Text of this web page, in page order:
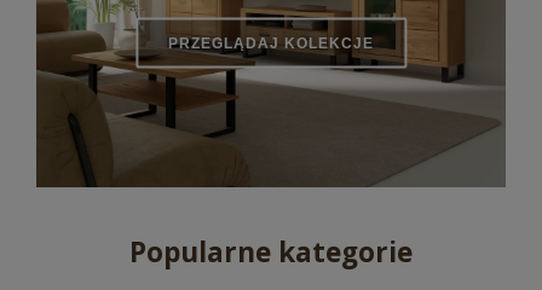
PRZEGLĄDAJ KOLEKCJE
Popularne kategorie